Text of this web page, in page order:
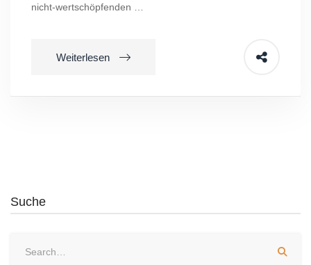
nicht-wertschöpfenden …
Weiterlesen
Suche